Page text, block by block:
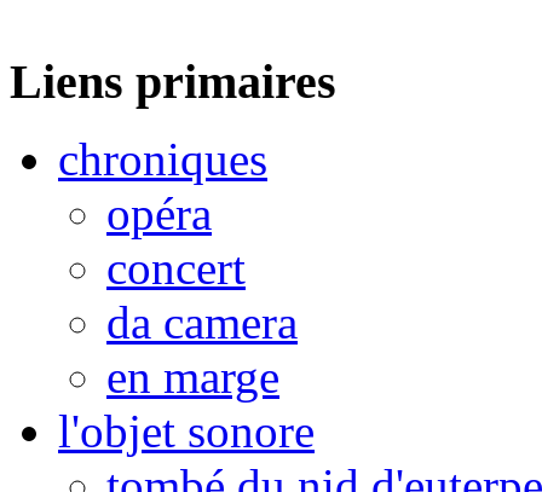
Liens primaires
chroniques
opéra
concert
da camera
en marge
l'objet sonore